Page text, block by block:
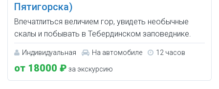
Пятигорска)
Впечатлиться величием гор, увидеть необычные
скалы и побывать в Тебердинском заповеднике.
Индивидуальная На автомобиле 12 часов
от 18000 ₽ за экскурсию